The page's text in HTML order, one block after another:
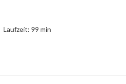
Laufzeit: 99 min